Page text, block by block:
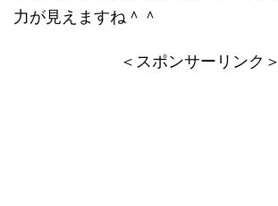
力が見えますね＾＾
＜スポンサーリンク＞